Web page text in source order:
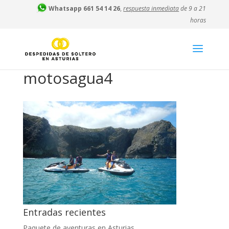
Whatsapp 661 54 14 26,respuesta inmediatade 9 a 21
horas
motosagua4
Entradas recientes